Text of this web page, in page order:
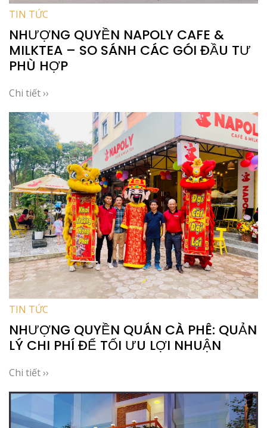
TIN TỨC
NHƯỢNG QUYỀN NAPOLY CAFE &
MILKTEA – SO SÁNH CÁC GÓI ĐẦU TƯ
PHÙ HỢP
Chi tiết ››
TIN TỨC
NHƯỢNG QUYỀN QUÁN CÀ PHÊ: QUẢN
LÝ CHI PHÍ ĐỂ TỐI ƯU LỢI NHUẬN
Chi tiết ››